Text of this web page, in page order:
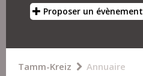
Proposer un évènement
Tamm-Kreiz Annuaire